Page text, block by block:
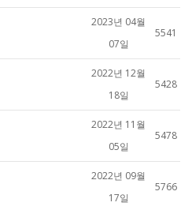
2023년 04월
07일
5541
2022년 12월
18일
5428
2022년 11월
05일
5478
2022년 09월
17일
5766